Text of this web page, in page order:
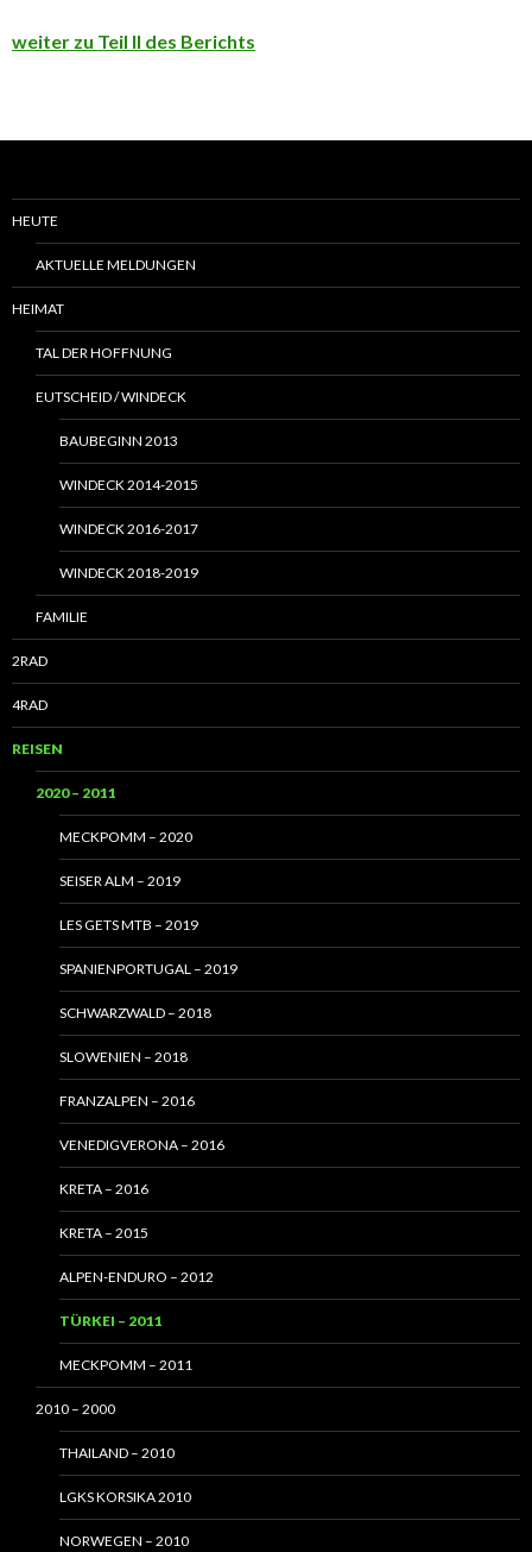
weiter zu Teil II des Berichts
HEUTE
AKTUELLE MELDUNGEN
HEIMAT
TAL DER HOFFNUNG
EUTSCHEID / WINDECK
BAUBEGINN 2013
WINDECK 2014-2015
WINDECK 2016-2017
WINDECK 2018-2019
FAMILIE
2RAD
4RAD
REISEN
2020 – 2011
MECKPOMM – 2020
SEISER ALM – 2019
LES GETS MTB – 2019
SPANIENPORTUGAL – 2019
SCHWARZWALD – 2018
SLOWENIEN – 2018
FRANZALPEN – 2016
VENEDIGVERONA – 2016
KRETA – 2016
KRETA – 2015
ALPEN-ENDURO – 2012
TÜRKEI – 2011
MECKPOMM – 2011
2010 – 2000
THAILAND – 2010
LGKS KORSIKA 2010
NORWEGEN – 2010